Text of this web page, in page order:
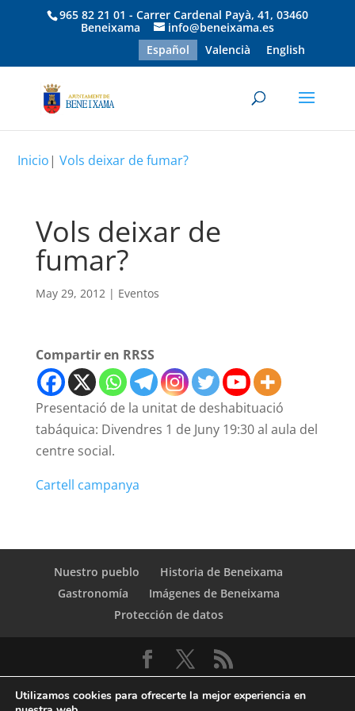
965 82 21 01 - Carrer Cardenal Payà, 41, 03460
Beneixama
info@beneixama.es
Español
Valencià English
Inicio|Vols deixar de fumar?
Vols deixar de
fumar?
May 29, 2012| Eventos
Compartir en RRSS
Presentació de la unitat de deshabituació
tabáquica: Divendres 1 de Juny 19:30 al aula del
centre social.
Cartell campanya
Nuestro pueblo
Historia de Beneixama
Gastronomía
Imágenes de Beneixama
Protección de datos
Utilizamos cookies para ofrecerte la mejor experiencia en